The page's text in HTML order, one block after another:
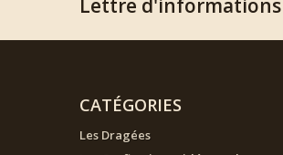
Lettre d'informations
CATÉGORIES
Les Dragées